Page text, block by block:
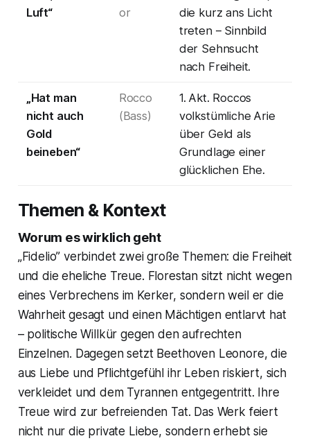
Luft“
or
die kurz ans Licht
treten – Sinnbild
der Sehnsucht
nach Freiheit.
„Hat man
nicht auch
Gold
beineben“
Rocco
(Bass)
1. Akt. Roccos
volkstümliche Arie
über Geld als
Grundlage einer
glücklichen Ehe.
Themen & Kontext
Worum es wirklich geht
„Fidelio” verbindet zwei große Themen: die Freiheit
und die eheliche Treue. Florestan sitzt nicht wegen
eines Verbrechens im Kerker, sondern weil er die
Wahrheit gesagt und einen Mächtigen entlarvt hat
– politische Willkür gegen den aufrechten
Einzelnen. Dagegen setzt Beethoven Leonore, die
aus Liebe und Pflichtgefühl ihr Leben riskiert, sich
verkleidet und dem Tyrannen entgegentritt. Ihre
Treue wird zur befreienden Tat. Das Werk feiert
nicht nur die private Liebe, sondern erhebt sie